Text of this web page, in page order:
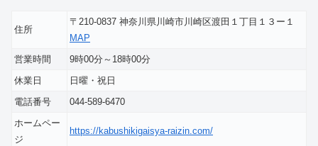
住所
〒210-0837 神奈川県川崎市川崎区渡田１丁目１３ー１
MAP
営業時間
9時00分～18時00分
休業日
日曜・祝日
電話番号
044-589-6470
ホームペー
ジ
https://kabushikigaisya-raizin.com/